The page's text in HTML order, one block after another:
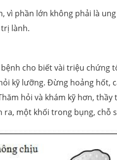
vì phần lớn không phải là
lành.
cho biết vài triệu chứng
kỹ lưỡng. Đừng hoảng hốt,
hỏi và khám kỹ hơn,
ra, một khối trong bụng, chỗ